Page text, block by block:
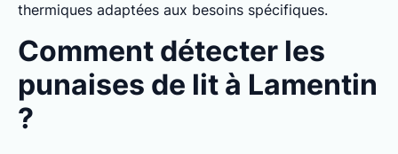
thermiques adaptées aux besoins spécifiques.
Comment détecter les
punaises de lit à Lamentin
?